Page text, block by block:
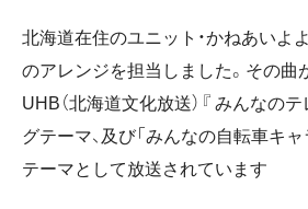
北海道在住のユニット・かねあいよ
のアレンジを担当しました。その曲
UHB（北海道文化放送）『 みんなの
グテーマ、及び「みんなの自転車キ
テーマとして放送されています